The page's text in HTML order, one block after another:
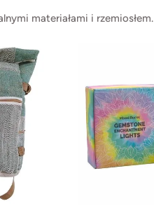
materiałami i rzemiosłem.